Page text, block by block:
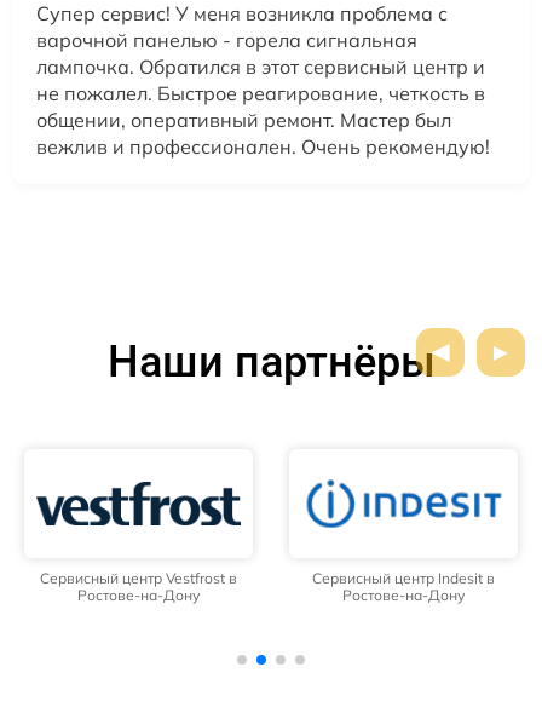
Супер сервис! У меня возникла проблема с
варочной панелью - горела сигнальная
лампочка. Обратился в этот сервисный центр и
не пожалел. Быстрое реагирование, четкость в
общении, оперативный ремонт. Мастер был
вежлив и профессионален. Очень рекомендую!
Наши партнёры
Сервисный центр Vestfrost в
Ростове-на-Дону
Сервисный центр Indesit в
Ростове-на-Дону